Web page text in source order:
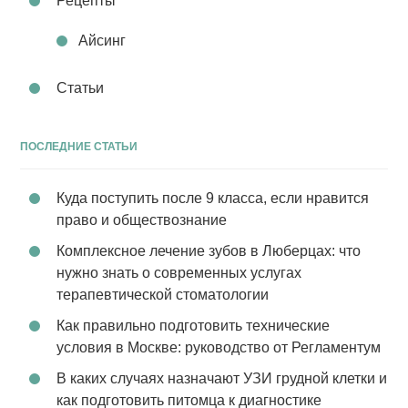
Айсинг
Статьи
ПОСЛЕДНИЕ СТАТЬИ
Куда поступить после 9 класса, если нравится
право и обществознание
Комплексное лечение зубов в Люберцах: что
нужно знать о современных услугах
терапевтической стоматологии
Как правильно подготовить технические
условия в Москве: руководство от Регламентум
В каких случаях назначают УЗИ грудной клетки и
как подготовить питомца к диагностике